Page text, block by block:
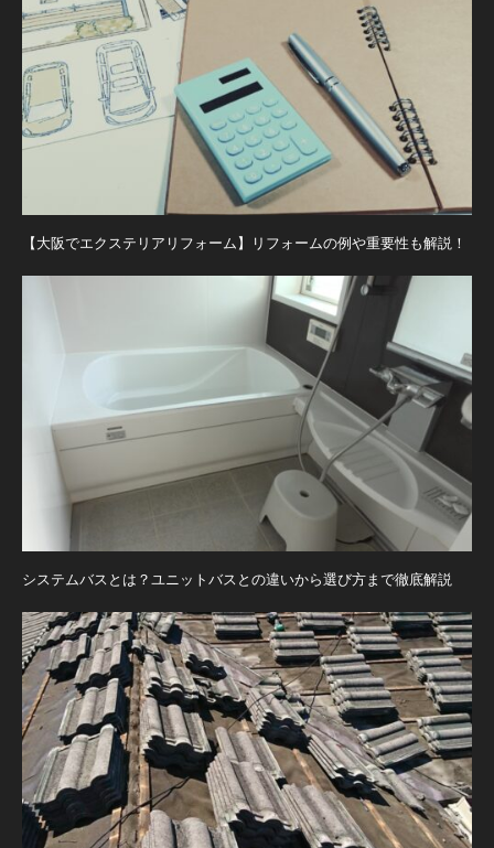
【大阪でエクステリアリフォーム】リフォームの例や重要性も解説！
システムバスとは？ユニットバスとの違いから選び方まで徹底解説